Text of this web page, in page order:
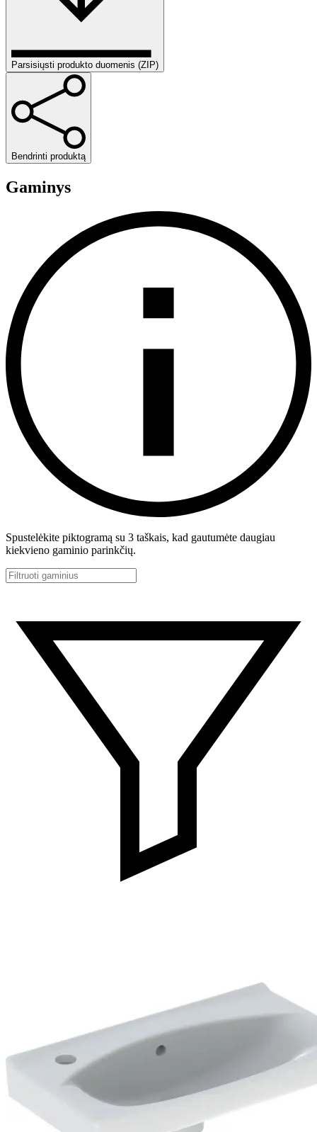
Parsisiųsti produkto duomenis (ZIP)
Bendrinti produktą
Gaminys
Spustelėkite piktogramą su 3 taškais, kad gautumėte daugiau
kiekvieno gaminio parinkčių.